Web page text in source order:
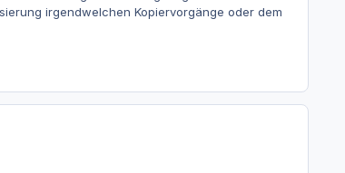
irgendwelchen Kopiervorgänge oder dem